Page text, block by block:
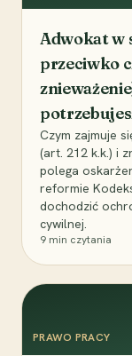
Adwokat w
przeciwko
Czym zajmuje
(art. 212 k.k.) i
polega
reformie
dochodzić
cywilnej.
9 min czytania
PRAWO PRACY